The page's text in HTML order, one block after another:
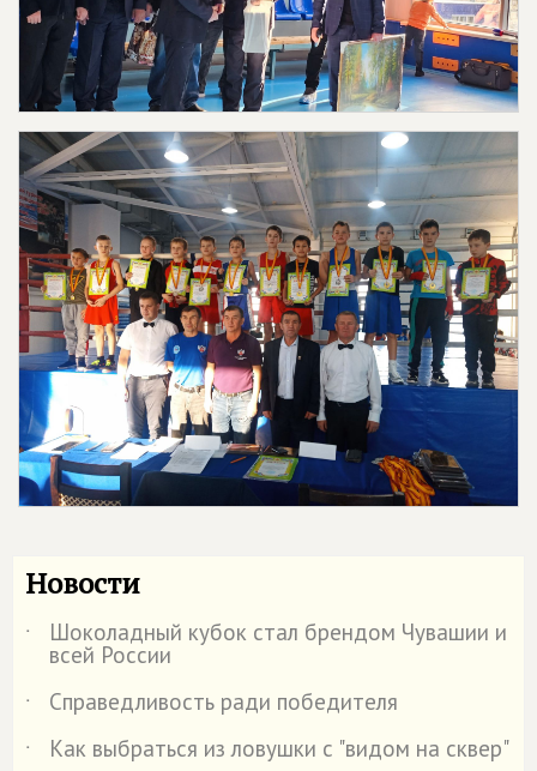
Новости
˙ Шоколадный кубок стал брендом Чувашии и
всей России
˙
Справедливость ради победителя
˙
Как выбраться из ловушки с "видом на сквер"